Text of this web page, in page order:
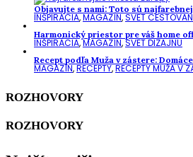
Objavujte s nami: Toto sú
INŠPIRÁCIA,MAGAZÍN,SVET
Harmonický priestor pre váš home
INŠPIRÁCIA,MAGAZÍN,SVET DIZAJNU
Recept podľa Muža v zástere:
MAGAZÍN,RECEPTY,RECEPTY MUŽA V
ROZHOVORY
ROZHOVORY